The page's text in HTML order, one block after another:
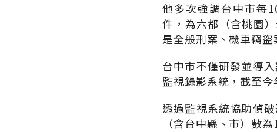
他多次強調台中市每
件，為六都（含桃園
是全般刑案、機車竊
台中市不僅研發並導
監視錄影系統，截至
透過監視系統協助偵
（含台中縣、市）數